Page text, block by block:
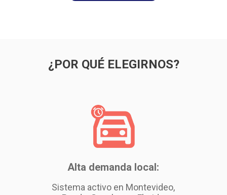
¿POR QUÉ ELEGIRNOS?
Alta demanda local:
Sistema activo en Montevideo,